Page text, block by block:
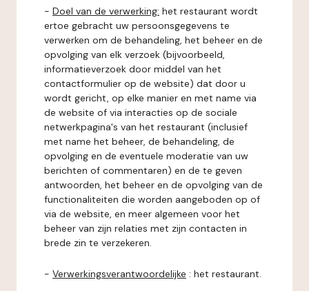
- Doel van de verwerking: het restaurant wordt
ertoe gebracht uw persoonsgegevens te
verwerken om de behandeling, het beheer en de
opvolging van elk verzoek (bijvoorbeeld,
informatieverzoek door middel van het
contactformulier op de website) dat door u
wordt gericht, op elke manier en met name via
de website of via interacties op de sociale
netwerkpagina's van het restaurant (inclusief
met name het beheer, de behandeling, de
opvolging en de eventuele moderatie van uw
berichten of commentaren) en de te geven
antwoorden, het beheer en de opvolging van de
functionaliteiten die worden aangeboden op of
via de website, en meer algemeen voor het
beheer van zijn relaties met zijn contacten in
brede zin te verzekeren.
- Verwerkingsverantwoordelijke : het restaurant.